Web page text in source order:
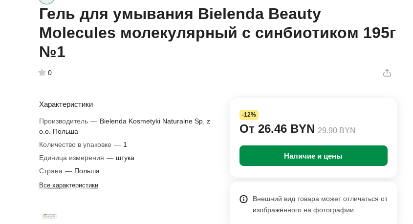
Гель для умывания Bielenda Beauty
Molecules молекулярный с синбиотиком 195г
№1
0
Характеристики
Производитель — Bielenda Kosmetyki Naturalne Sp. z
o.o. Польша
Количество в упаковке — 1
Единица измерения — штука
Страна — Польша
Все характеристики
-12%
От 26.46 BYN 29.90 BYN
Наличие и цены
Внешний вид товара может отличаться от
изображённого на фотографии